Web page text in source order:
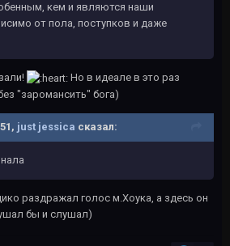
кем и являются наши
от пола, поступков и даже
Но в идеале в это раз
"заромансить" бога)
just jessica сказал:
раздражал голос м.Хоука, а здесь он
бы и слушал)